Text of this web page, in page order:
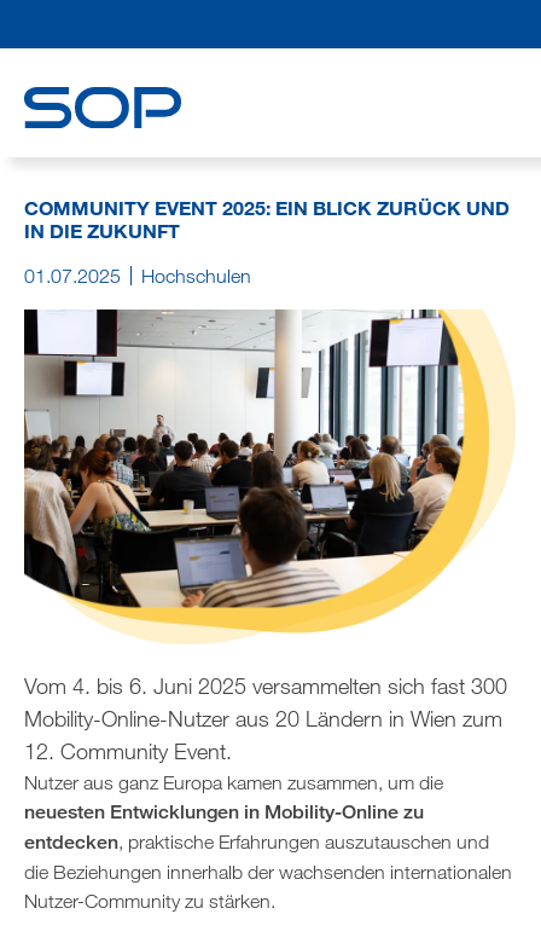
COMMUNITY EVENT 2025: EIN BLICK ZURÜCK UND
IN DIE ZUKUNFT
01.07.2025 Hochschulen
Vom 4. bis 6. Juni 2025 versammelten sich fast 300
Mobility-Online-Nutzer aus 20 Ländern in Wien zum
12. Community Event.
Nutzer aus ganz Europa kamen zusammen, um die
neuesten Entwicklungen in Mobility-Online zu
entdecken, praktische Erfahrungen auszutauschen und
die Beziehungen innerhalb der wachsenden internationalen
Nutzer-Community zu stärken.